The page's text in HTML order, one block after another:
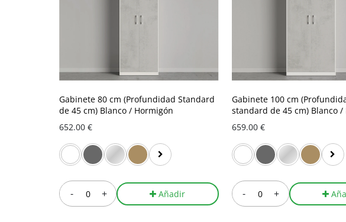
Gabinete 80 cm (Profundidad Standard
de 45 cm) Blanco / Hormigón
652.00 €
- + Añadir
Gabinete 100 cm
standard de 45 cm) Blanco /
659.00 €
- +